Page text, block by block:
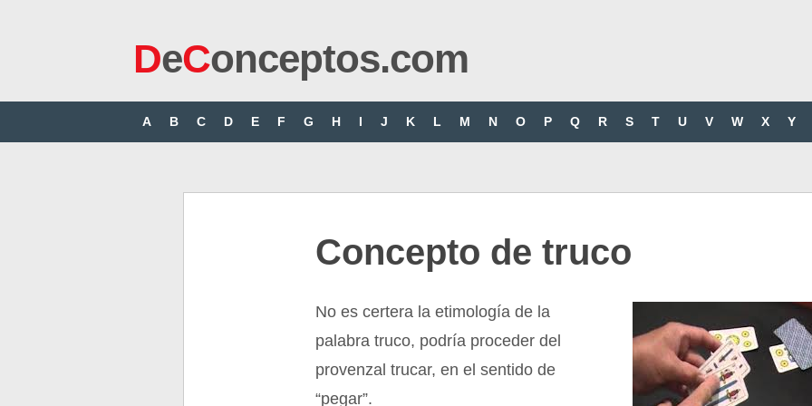
DeConceptos.com
A B C D E F G H I J K L M N O P Q R S T U V W X Y
Concepto de truco
No es certera la etimología de la
palabra truco, podría proceder del
provenzal trucar, en el sentido de
“pegar”.